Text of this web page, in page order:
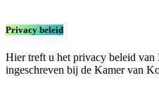
Privacy beleid
Hier treft u het privacy beleid van
ingeschreven bij de Kamer van